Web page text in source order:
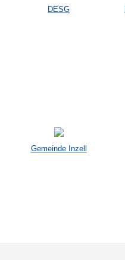
DESG
Gemeinde Inzell